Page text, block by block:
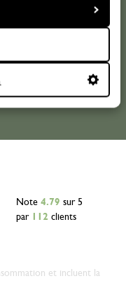
Note 4.79 sur 5
par
112 clients
et incluent la